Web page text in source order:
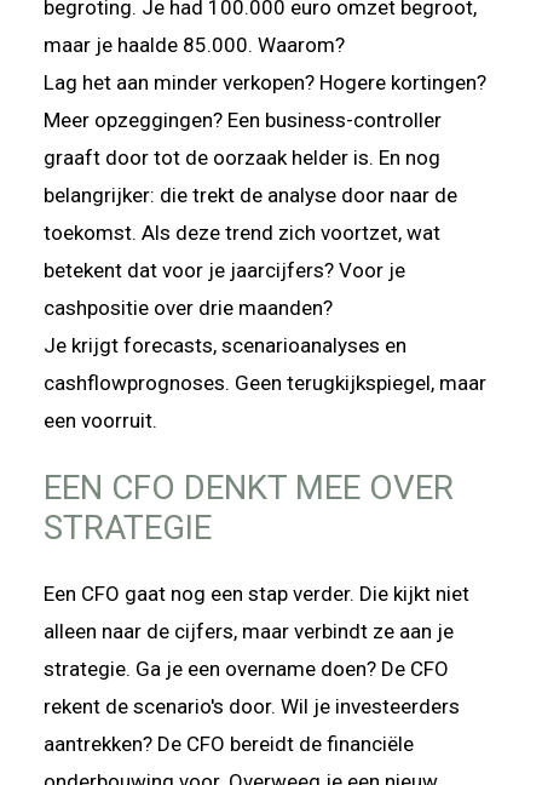
begroting. Je had 100.000 euro omzet begroot,
maar je haalde 85.000. Waarom?
Lag het aan minder verkopen? Hogere kortingen?
Meer opzeggingen? Een business-controller
graaft door tot de oorzaak helder is. En nog
belangrijker: die trekt de analyse door naar de
toekomst. Als deze trend zich voortzet, wat
betekent dat voor je jaarcijfers? Voor je
cashpositie over drie maanden?
Je krijgt forecasts, scenarioanalyses en
cashflowprognoses. Geen terugkijkspiegel, maar
een voorruit.
EEN CFO DENKT MEE OVER
STRATEGIE
Een CFO gaat nog een stap verder. Die kijkt niet
alleen naar de cijfers, maar verbindt ze aan je
strategie. Ga je een overname doen? De CFO
rekent de scenario's door. Wil je investeerders
aantrekken? De CFO bereidt de financiële